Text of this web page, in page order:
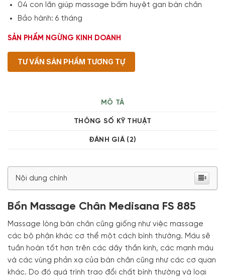
04 con lăn giúp massage bấm huyệt gan bàn chân
Bảo hành: 6 tháng
SẢN PHẨM NGỪNG KINH DOANH
TƯ VẤN SẢN PHẨM TƯƠNG TỰ
MÔ TẢ
THÔNG SỐ KỸ THUẬT
ĐÁNH GIÁ (2)
Nội dung chính
Bồn Massage Chân Medisana FS 885
Massage lòng bàn chân cũng giống như việc massage
các bộ phận khác cơ thể một cách bình thường. Máu sẽ
tuần hoàn tốt hơn trên các dây thần kinh, các mạnh máu
và các vùng phản xạ của bàn chân cũng như các cơ quan
khác. Do đó quá trình trao đổi chất bình thường và loại